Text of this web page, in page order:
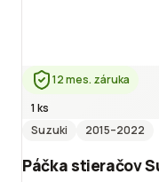
12 mes. záruka
1 ks
Suzuki
2015–2022
Páčka stieračov